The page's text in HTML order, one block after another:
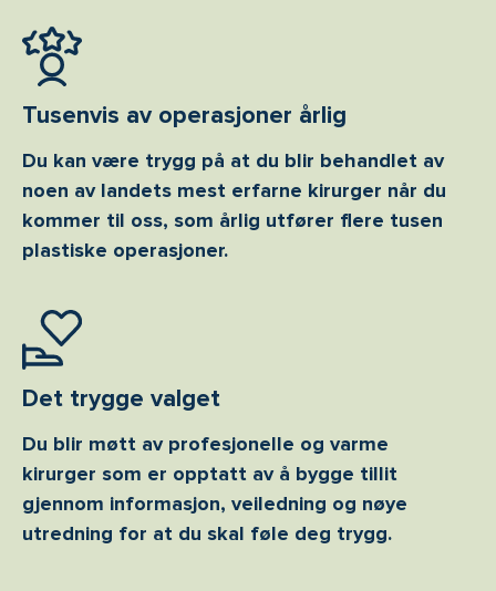
Tusenvis av operasjoner årlig
Du kan være trygg på at du blir behandlet av
noen av landets mest erfarne kirurger når du
kommer til oss, som årlig utfører flere tusen
plastiske operasjoner.
Det trygge valget
Du blir møtt av profesjonelle og varme
kirurger som er opptatt av å bygge tillit
gjennom informasjon, veiledning og nøye
utredning for at du skal føle deg trygg.